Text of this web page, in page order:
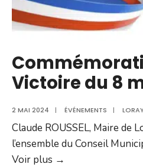
Victoire du 8
2 MAI 2024 | ÉVÉNEMENTS |
Claude ROUSSEL, Maire de
l’ensemble du Conseil
Voir plus →